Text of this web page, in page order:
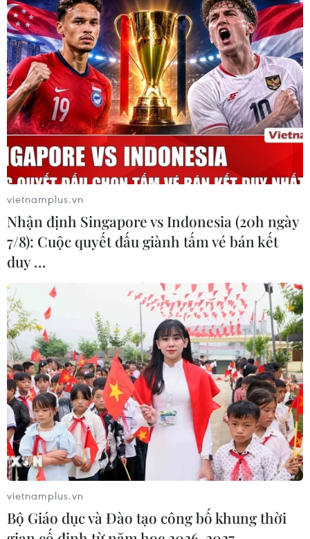
vietnamplus.vn
Nhận định Singapore vs Indonesia (20h ngày
7/8): Cuộc quyết đấu giành tấm vé bán kết
duy …
vietnamplus.vn
Bộ Giáo dục và Đào tạo công bố khung thời